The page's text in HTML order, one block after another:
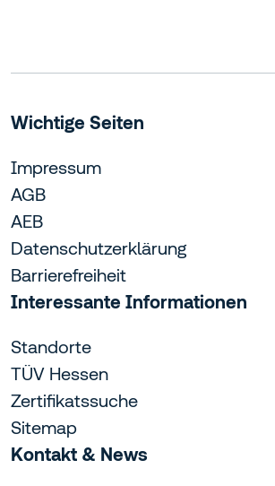
Wichtige Seiten
Impressum
AGB
AEB
Datenschutzerklärung
Barrierefreiheit
Interessante Informationen
Standorte
TÜV Hessen
Zertifikatssuche
Sitemap
Kontakt & News